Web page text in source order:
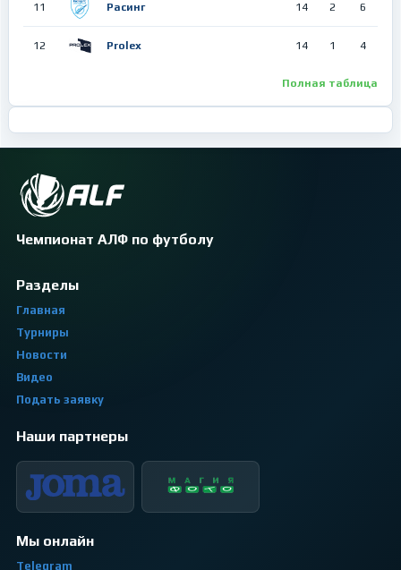
11 Расинг 14 2 6
12 Prolex 14 1 4
Полная таблица
Чемпионат АЛФ по футболу
Разделы
Главная
Турниры
Новости
Видео
Подать заявку
Наши партнеры
Мы онлайн
Telegram